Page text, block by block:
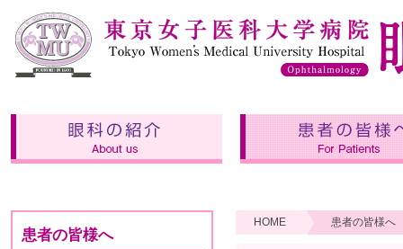
患者の皆様へ
HOME 患者の皆様へ